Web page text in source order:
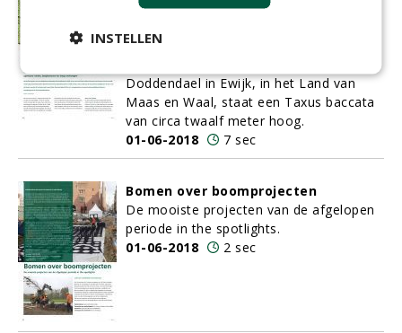
boomambassadeur Vermeulen
Op de binnenplaats van het
Doddendael in Ewijk, in het Land van
Maas en Waal, staat een Taxus baccata
van circa twaalf meter hoog.
01-06-2018
7 sec
Bomen over boomprojecten
De mooiste projecten van de afgelopen
periode in the spotlights.
01-06-2018
2 sec
INSTELLEN